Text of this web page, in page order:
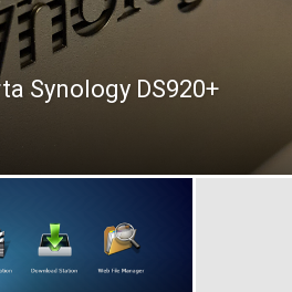
Synology DS920+